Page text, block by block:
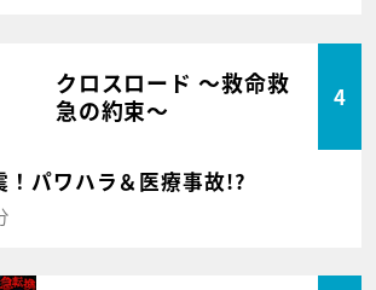
クロスロード ～救命救
急の約束～
4
パワハラ＆医療事故!?